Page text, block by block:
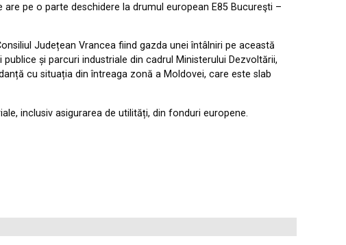
pe o parte deschidere la drumul european E85 Bucureşti –
Județean Vrancea fiind gazda unei întâlniri pe această
și parcuri industriale din cadrul Ministerului Dezvoltării,
cu situația din întreaga zonă a Moldovei, care este slab
inclusiv asigurarea de utilități, din fonduri europene.